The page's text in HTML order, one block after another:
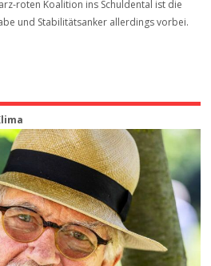
roten Koalition ins Schuldental ist die
und Stabilitätsanker allerdings vorbei.